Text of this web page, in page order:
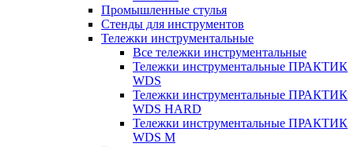
Промышленные стулья
Стенды для инструментов
Тележки инструментальные
Все тележки инструментальные
Тележки инструментальные ПРАКТИК
WDS
Тележки инструментальные ПРАКТИК
WDS HARD
Тележки инструментальные ПРАКТИК
WDS M